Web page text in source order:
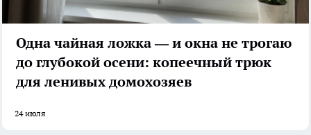
Одна чайная ложка — и окна не трогаю
до глубокой осени: копеечный трюк
для ленивых домохозяев
24 июля